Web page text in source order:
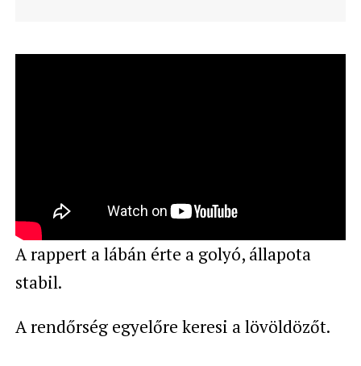
A rappert a lábán érte a golyó, állapota
stabil.
A rendőrség egyelőre keresi a lövöldözőt.